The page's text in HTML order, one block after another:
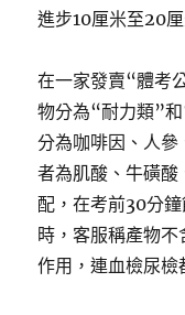
進步10厘米至20
在一家發賣“體考
物分為“耐力類”
分為咖啡因、人
者為肌酸、牛磺
配，在考前30分
時，客服稱產物
作用，連血檢尿檢